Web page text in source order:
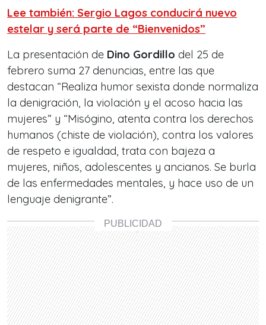
Lee también: Sergio Lagos conducirá nuevo
estelar y será parte de “Bienvenidos”
La presentación de Dino Gordillo del 25 de
febrero suma 27 denuncias, entre las que
destacan “Realiza humor sexista donde normaliza
la denigración, la violación y el acoso hacia las
mujeres” y “Misógino, atenta contra los derechos
humanos (chiste de violación), contra los valores
de respeto e igualdad, trata con bajeza a
mujeres, niños, adolescentes y ancianos. Se burla
de las enfermedades mentales, y hace uso de un
lenguaje denigrante”.